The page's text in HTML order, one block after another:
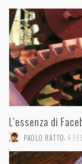
L’essenza di
PAOLO RATTO 4